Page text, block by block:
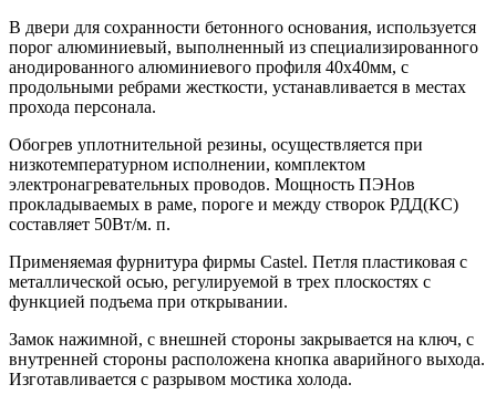
В двери для сохранности бетонного основания, используется
порог алюминиевый, выполненный из специализированного
анодированного алюминиевого профиля 40х40мм, с
продольными ребрами жесткости, устанавливается в местах
прохода персонала.
Обогрев уплотнительной резины, осуществляется при
низкотемпературном исполнении, комплектом
электронагревательных проводов. Мощность ПЭНов
прокладываемых в раме, пороге и между створок РДД(КС)
составляет 50Вт/м. п.
Применяемая фурнитура фирмы Castel. Петля пластиковая с
металлической осью, регулируемой в трех плоскостях с
функцией подъема при открывании.
Замок нажимной, с внешней стороны закрывается на ключ, с
внутренней стороны расположена кнопка аварийного выхода.
Изготавливается с разрывом мостика холода.